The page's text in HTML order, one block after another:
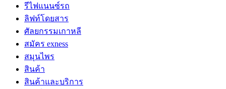
รีไฟแนนซ์รถ
ลิฟท์โดยสาร
ศัลยกรรมเกาหลี
สมัคร exness
สมุนไพร
สินค้า
สินค้าและบริการ